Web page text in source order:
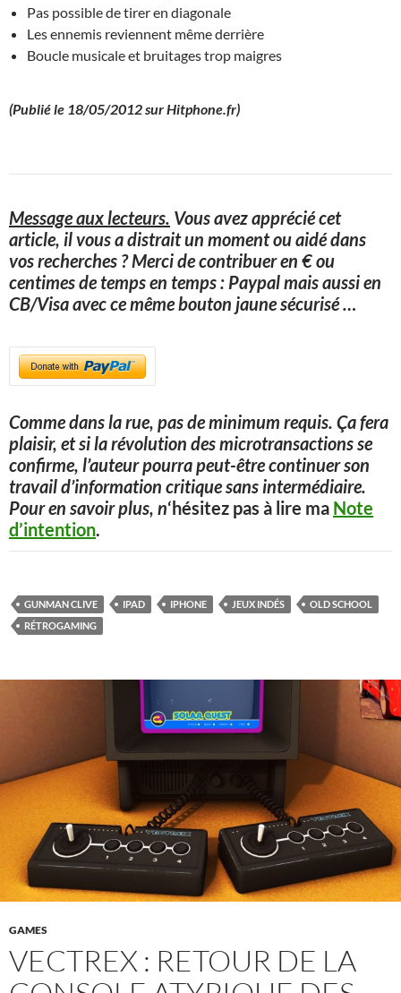
Pas possible de tirer en diagonale
Les ennemis reviennent même derrière
Boucle musicale et bruitages trop maigres
(Publié le 18/05/2012 sur Hitphone.fr)
Message aux lecteurs. Vous avez apprécié cet
article, il vous a distrait un moment ou aidé dans
vos recherches ? Merci de contribuer en € ou
centimes de temps en temps : Paypal mais aussi en
CB/Visa avec ce même bouton jaune sécurisé…
Comme dans la rue, pas de minimum requis. Ça fera
plaisir, et si la révolution des microtransactions se
confirme, l’auteur pourra peut-être continuer son
travail d’information critique sans intermédiaire.
Pour en savoir plus, n‘hésitez pas à lire ma Note
d’intention.
GUNMAN CLIVE IPAD IPHONE JEUX INDÉS
OLD SCHOOL
RÉTROGAMING
GAMES
VECTREX : RETOUR DE LA